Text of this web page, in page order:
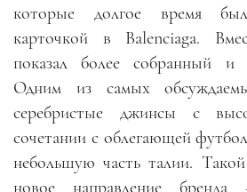
которые долгое время
карточкой в Balenciaga.
показал более собранный и
Одним из самых
серебристые джинсы с
сочетании с облегающей
небольшую часть талии.